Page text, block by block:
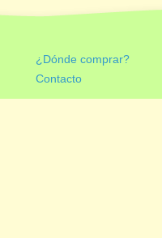
¿Dónde comprar?
Contacto